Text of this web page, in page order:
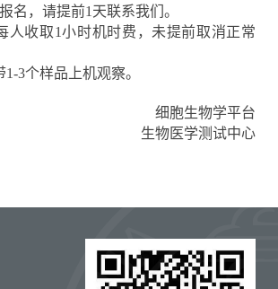
名，请提前1天联系我们。
人收取1小时机时费，未提前取消正常
3个样品上机观察。
细胞生物学平台
生物医学测试中心